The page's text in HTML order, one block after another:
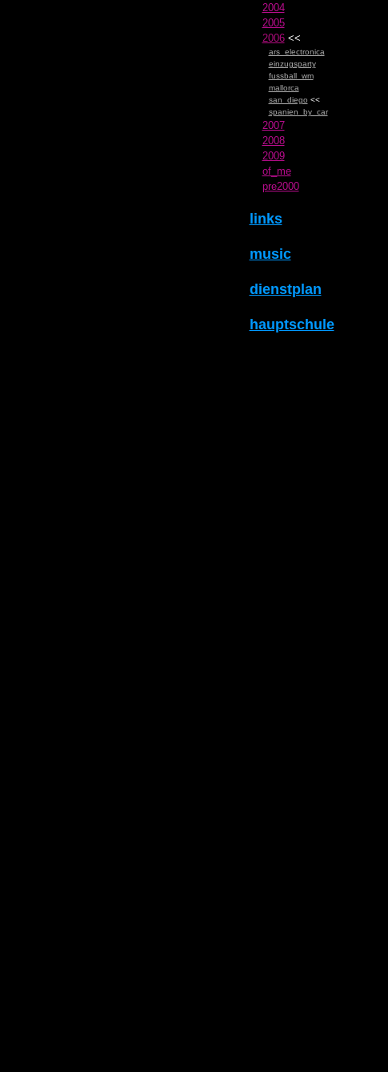
2004
2005
2006<<
ars_electronica
einzugsparty
fussball_wm
mallorca
san_diego <<
spanien_by_car
2007
2008
2009
of_me
pre2000
links
music
dienstplan
hauptschule